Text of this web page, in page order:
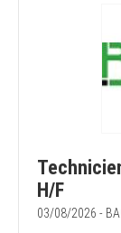
H/F
03/08/2026 -